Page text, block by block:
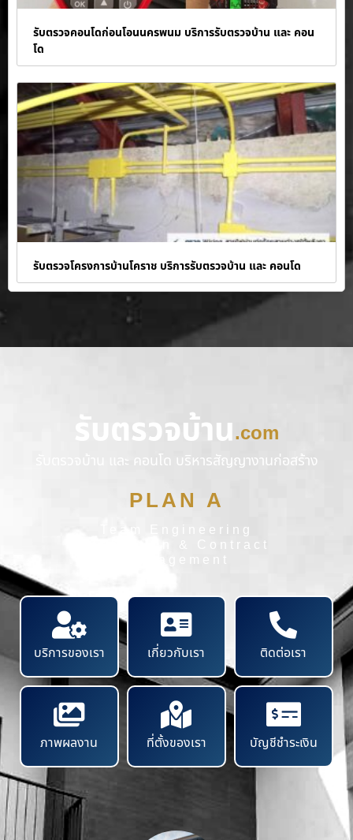
รับตรวจคอนโดก่อนโอนนครพนม บริการรับตรวจบ้าน และ คอน
โด
รับตรวจโครงการบ้านโคราช บริการรับตรวจบ้าน และ คอนโด
รับตรวจบ้าน.com
รับตรวจบ้าน และ คอนโด บริหารสัญญางานก่อสร้าง
PLAN A
Team Engineering
Inspection & Contract
Management
บริการของเรา เกี่ยวกับเรา ติดต่อเรา
ภาพผลงาน ที่ตั้งของเรา บัญชีชำระเงิน